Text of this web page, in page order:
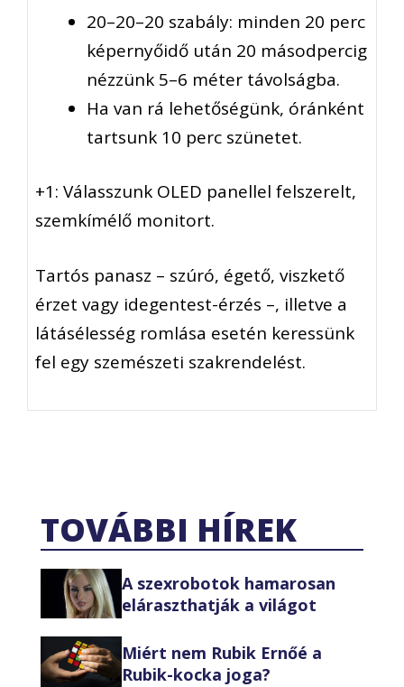
20–20–20 szabály: minden 20 perc
képernyőidő után 20 másodpercig
nézzünk 5–6 méter távolságba.
Ha van rá lehetőségünk, óránként
tartsunk 10 perc szünetet.
+1: Válasszunk OLED panellel felszerelt,
szemkímélő monitort.
Tartós panasz – szúró, égető, viszkető
érzet vagy idegentest-érzés –, illetve a
látásélesség romlása esetén keressünk
fel egy szemészeti szakrendelést.
TOVÁBBI HÍREK
A szexrobotok hamarosan
eláraszthatják a világot
Miért nem Rubik Ernőé a
Rubik-kocka joga?